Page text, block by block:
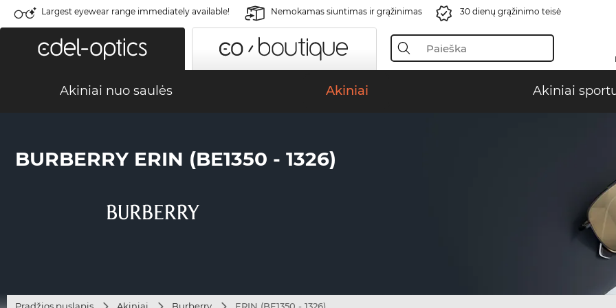
Largest eyewear range immediately available! Nemokamas siuntimas ir grąžinimas 30 dienų grąžinimo teisė
Akiniai nuo saulės Akiniai Akiniai
BURBERRY ERIN (BE1350 - 1326)